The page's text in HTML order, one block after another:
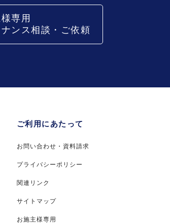
専用
ンス相談・ご依頼
ご利用にあたって
お問い合わせ・資料請求
プライバシーポリシー
関連リンク
サイトマップ
お施主様専用